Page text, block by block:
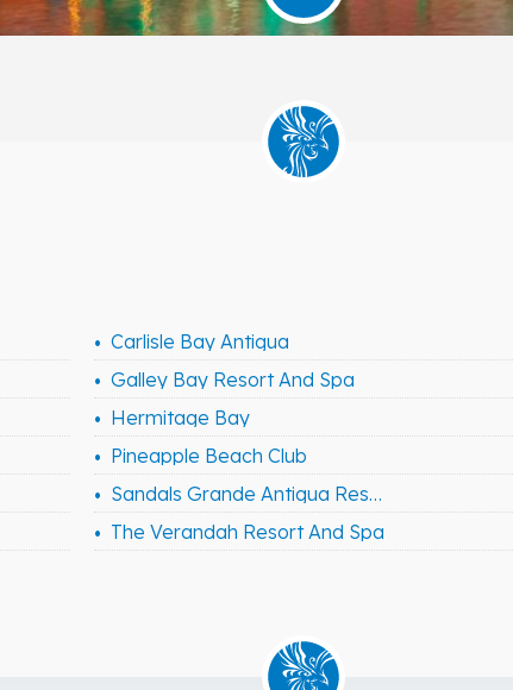
Carlisle Bay Antigua
Galley Bay Resort And Spa
Hermitage Bay
Pineapple Beach Club
Sandals Grande Antigua Resort And Spa
The Verandah Resort And Spa